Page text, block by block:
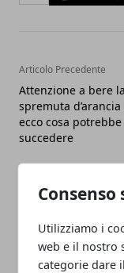
Consenso
Utilizziamo i
web e il nostro
categorie dare
Articolo Precedente
Attenzione a bere la
spremuta
ecco cosa potrebbe
succedere